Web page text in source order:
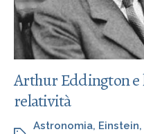
Arthur Eddington e
relatività
Astronomia, Einstein,